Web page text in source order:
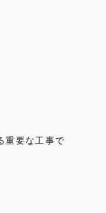
重要な工事で